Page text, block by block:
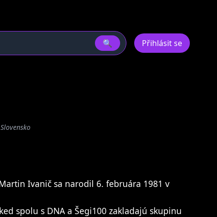
🔍 Přihlásit se
Ivanič sa narodil 6. februára 1981 v
spolu s DNA a Šegi100 zakladajú skupinu